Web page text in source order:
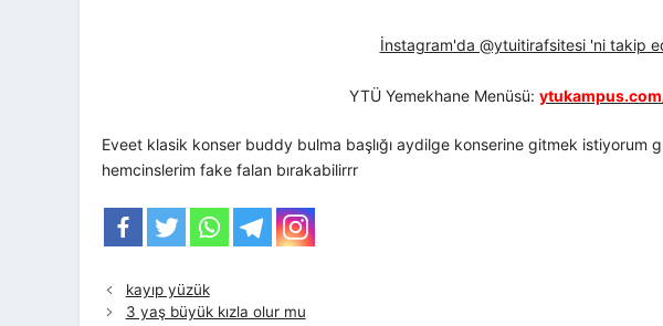
İnstagram'da @ytuitirafsitesi 'ni takip
YTÜ Yemekhane Menüsü:
Eveet klasik konser buddy bulma başlığı aydilge konserine gitmek istiyorum
hemcinslerim fake falan bırakabilirrr
kayıp yüzük
3 yaş büyük kızla olur mu